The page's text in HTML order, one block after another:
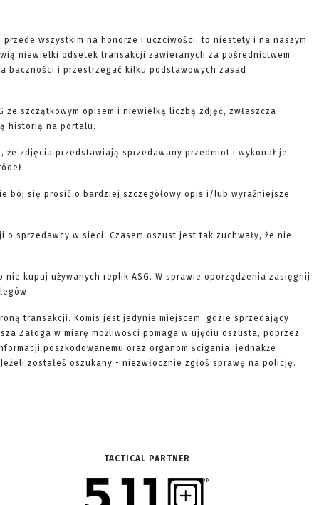
wszystkim na honorze i uczciwości, to niestety i na naszym
niewielki odsetek transakcji zawieranych za pośrednictwem
baczności i przestrzegać kilku podstawowych zasad
ze szczątkowym opisem i niewielką liczbą zdjęć, zwłaszcza
historią na portalu.
że zdjęcia przedstawiają sprzedawany przedmiot i wykonał je
bój się prosić o bardziej szczegółowy opis i/lub wyraźniejsze
o sprzedawcy w sieci. Czasem oszust jest tak zuchwały, że nie
kupuj używanych replik ASG. W sprawie oporządzenia zasięgnij
transakcji. Komis jest jedynie miejscem, gdzie sprzedający
Załoga w miarę możliwości pomaga w ujęciu oszusta, poprzez
poszkodowanemu oraz organom ścigania, jednakże
zostałeś oszukany - niezwłocznie zgłoś sprawę na policję.
TACTICAL PARTNER